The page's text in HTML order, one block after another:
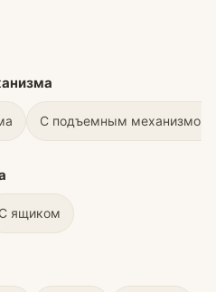
С подъемным механизмом
С ящиком